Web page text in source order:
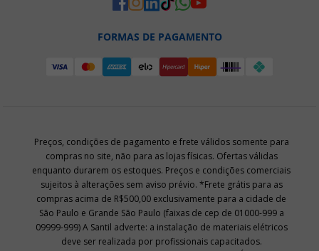
FORMAS DE PAGAMENTO
Preços, condições de pagamento e frete válidos somente para
compras no site, não para as lojas físicas. Ofertas válidas
enquanto durarem os estoques. Preços e condições comerciais
sujeitos à alterações sem aviso prévio. *Frete grátis para as
compras acima de R$500,00 exclusivamente para a cidade de
São Paulo e Grande São Paulo (faixas de cep de 01000-999 a
09999-999) A Santil adverte: a instalação de materiais elétricos
deve ser realizada por profissionais capacitados.